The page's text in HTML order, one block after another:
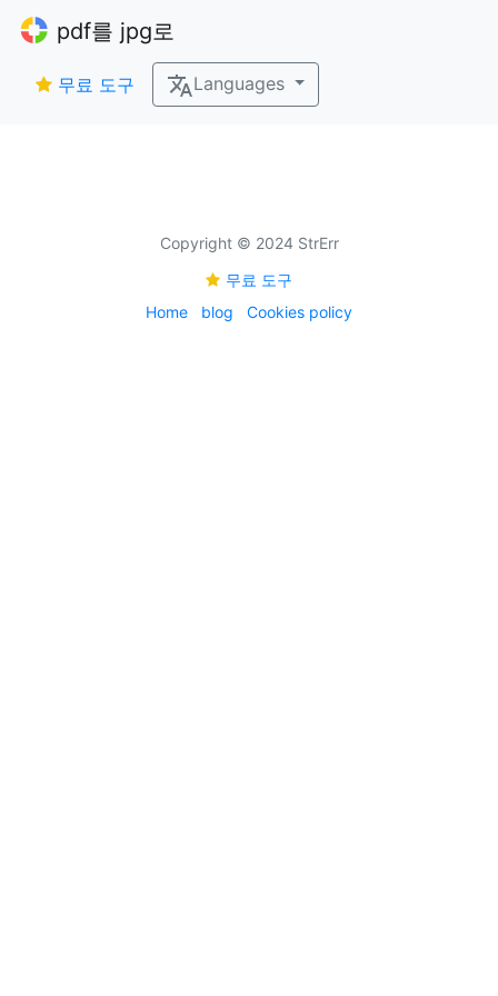
pdf를 jpg로
무료 도구 Languages
Copyright © 2024 StrErr
무료 도구
Home
blog Cookies policy